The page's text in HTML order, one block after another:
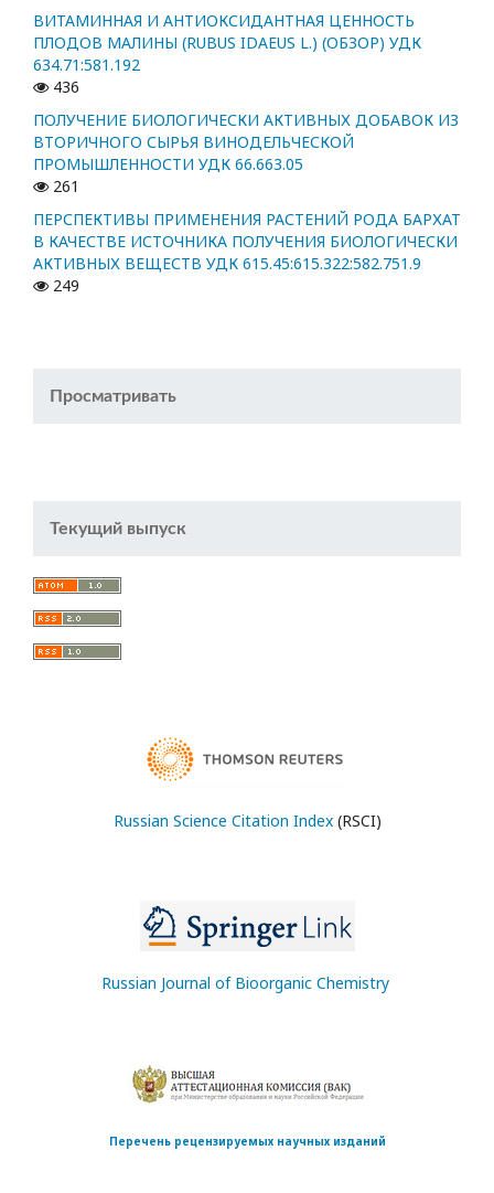
ВИТАМИННАЯ И АНТИОКСИДАНТНАЯ ЦЕННОСТЬ
ПЛОДОВ МАЛИНЫ (RUBUS IDAEUS L.) (ОБЗОР) УДК
634.71:581.192
436
ПОЛУЧЕНИЕ БИОЛОГИЧЕСКИ АКТИВНЫХ ДОБАВОК ИЗ
ВТОРИЧНОГО СЫРЬЯ ВИНОДЕЛЬЧЕСКОЙ
ПРОМЫШЛЕННОСТИ УДК 66.663.05
261
ПЕРСПЕКТИВЫ ПРИМЕНЕНИЯ РАСТЕНИЙ РОДА БАРХАТ
В КАЧЕСТВЕ ИСТОЧНИКА ПОЛУЧЕНИЯ БИОЛОГИЧЕСКИ
АКТИВНЫХ ВЕЩЕСТВ УДК 615.45:615.322:582.751.9
249
Просматривать
Текущий выпуск
Russian Science Citation Index(RSCI)
Russian Journal of Bioorganic Chemistry
Перечень рецензируемых научных изданий